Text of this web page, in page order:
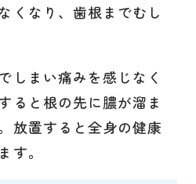
くなり、歯根までむし
しまい痛みを感じなく
ると根の先に膿が溜ま
放置すると全身の健康
す。